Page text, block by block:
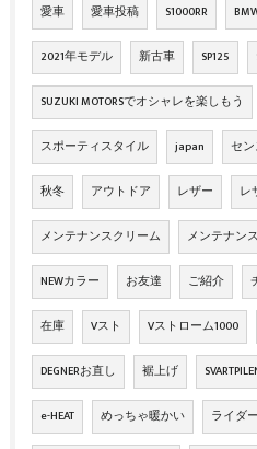
愛車 愛車投稿 S1000RR
2021年モデル 新古車 SP125
SUZUKI MOTORSでオシャレを楽しもう
スポーティスタイル japan セ
秋冬 アウトドア レザー レ
メンテナンスクリーム メンテナン
NEWカラー お友達 ご紹介
在庫 Vスト Vストローム1000
DEGNERお直し 裾上げ
e-HEAT めっちゃ暖かい ライダ